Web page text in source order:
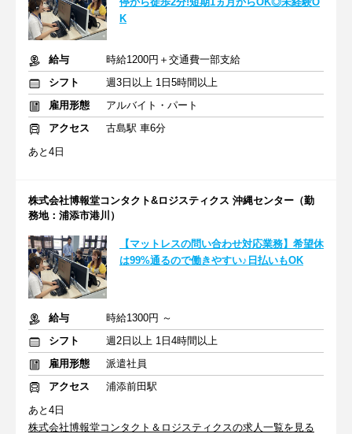
K
給与
時給1200円＋交通費一部支給
シフト
週3日以上 1日5時間以上
雇用形態
アルバイト・パート
アクセス
古島駅 車6分
あと4日
株式会社博報堂コンタクト&ロジスティクス 沖縄センター（勤
務地：浦添市港川）
【マットレスの問い合わせ対応業務】希望休
は99%通るので働きやすい♪日払いもOK
給与
時給1300円 ～
シフト
週2日以上 1日4時間以上
雇用形態
派遣社員
アクセス
浦添前田駅
あと4日
株式会社博報堂コンタクト＆ロジスティクスの求人一覧を見る